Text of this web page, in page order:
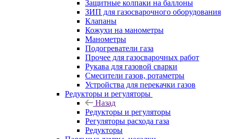
Защитные колпаки на баллоны
ЗИП для газосварочного оборудования
Клапаны
Кожухи на манометры
Манометры
Подогреватели газа
Прочее для газосварочных работ
Рукава для газовой сварки
Смесители газов, ротаметры
Устройства для перекачки газов
Редукторы и регуляторы
Назад
Редукторы и регуляторы
Регуляторы расхода газа
Редукторы